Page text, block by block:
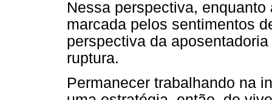
Nessa perspectiva,
marcada pelos sentimentos
perspectiva da
ruptura.
Permanecer trabalhando na